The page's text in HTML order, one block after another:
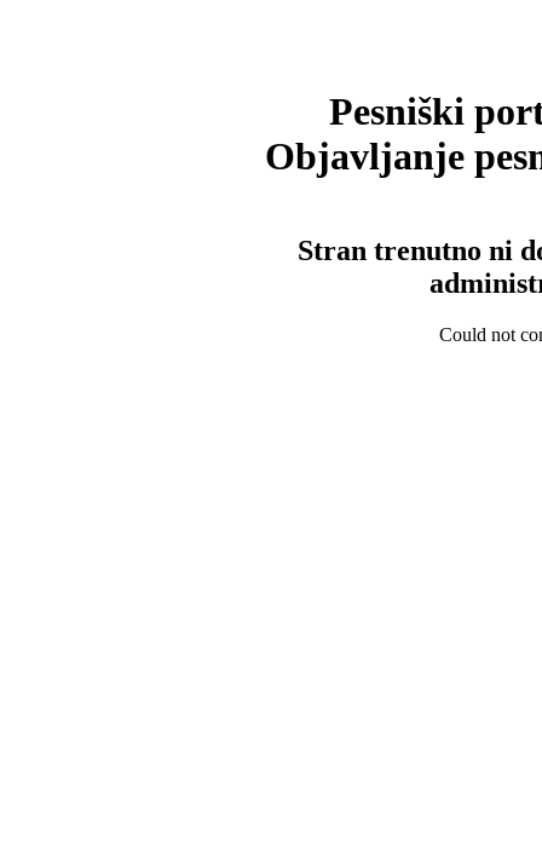
Pesniški
Objavljanje
Stran trenutno ni
Could not